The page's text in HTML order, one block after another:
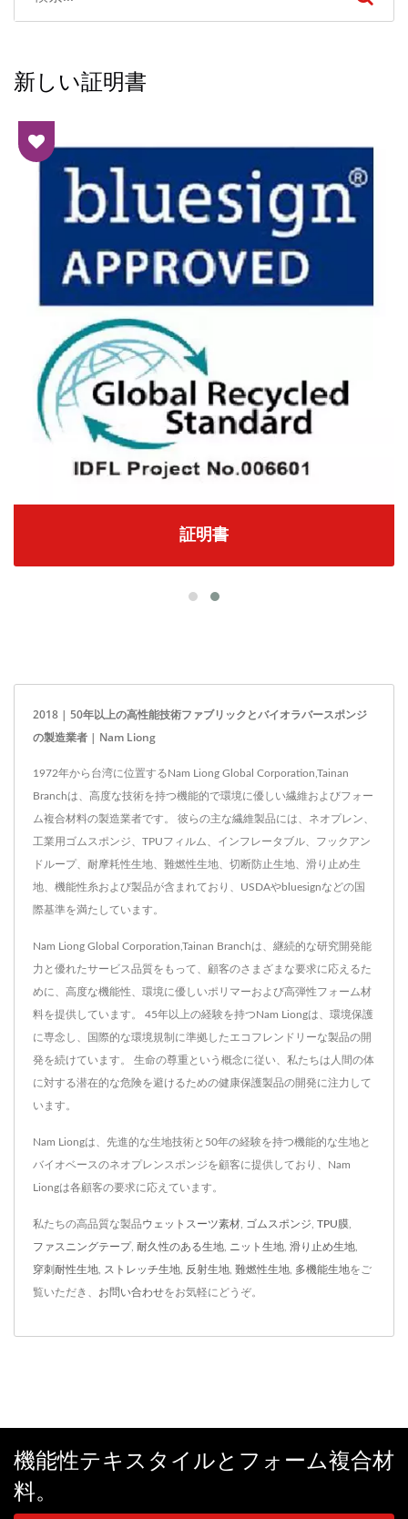
新しい証明書
証明書
2018 | 50年以上の高性能技術ファブリックとバイオラバースポンジ
の製造業者 | Nam Liong
1972年から台湾に位置するNam Liong Global Corporation,Tainan
Branchは、高度な技術を持つ機能的で環境に優しい繊維およびフォー
ム複合材料の製造業者です。 彼らの主な繊維製品には、ネオプレン、
工業用ゴムスポンジ、TPUフィルム、インフレータブル、フックアン
ドループ、耐摩耗性生地、難燃性生地、切断防止生地、滑り止め生
地、機能性糸および製品が含まれており、USDAやbluesignなどの国
際基準を満たしています。
Nam Liong Global Corporation,Tainan Branchは、継続的な研究開発能
力と優れたサービス品質をもって、顧客のさまざまな要求に応えるた
めに、高度な機能性、環境に優しいポリマーおよび高弾性フォーム材
料を提供しています。 45年以上の経験を持つNam Liongは、環境保護
に専念し、国際的な環境規制に準拠したエコフレンドリーな製品の開
発を続けています。 生命の尊重という概念に従い、私たちは人間の体
に対する潜在的な危険を避けるための健康保護製品の開発に注力して
います。
Nam Liongは、先進的な生地技術と50年の経験を持つ機能的な生地と
バイオベースのネオプレンスポンジを顧客に提供しており、Nam
Liongは各顧客の要求に応えています。
私たちの高品質な製品ウェットスーツ素材 ゴムスポンジ TPU膜
ファスニングテープ, 耐久性のある生地 ニット生地 滑り止め生地
穿刺耐性生地 ストレッチ生地 反射生地 難燃性生地 多機能生地をご
覧いただき、 お問い合わせをお気軽にどうぞ。
機能性テキスタイルとフォーム複合材
料。